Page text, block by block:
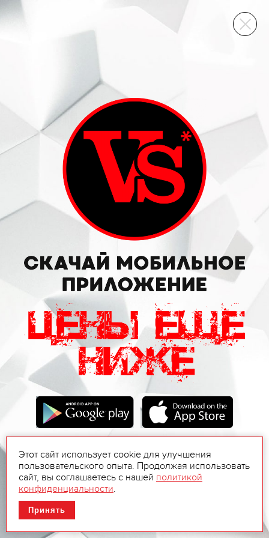
ВИННЫЙ СКЛАД
Этот сайт использует cookie для улучшения
пользовательского опыта. Продолжая использовать
сайт, вы соглашаетесь с нашей политикой
конфиденциальности.
Принять